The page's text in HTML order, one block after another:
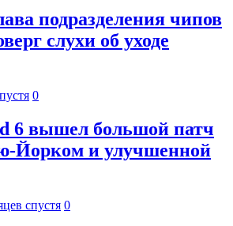
подразделения чипов
слухи об уходе
0
6 вышел большой патч
Йорком и улучшенной
спустя 0